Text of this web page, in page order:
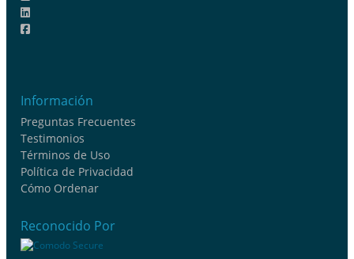
Información
Preguntas Frecuentes
Testimonios
Términos de Uso
Política de Privacidad
Cómo Ordenar
Reconocido Por